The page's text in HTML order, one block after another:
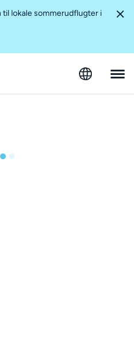
til lokale sommerudflugter i